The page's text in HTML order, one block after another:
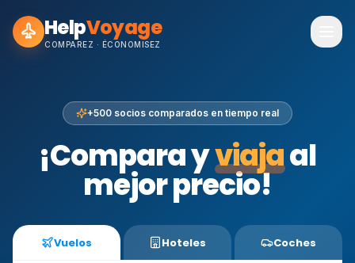
HelpVoyage
COMPAREZ · ÉCONOMISEZ
+500 socios comparados en tiempo real
¡Compara yviajaal
mejor precio!
Vuelos Hoteles Coches